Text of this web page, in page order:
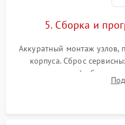
5. Сборка и
Аккуратный монтаж
корпуса. Сброс
закрепления),
калибровка